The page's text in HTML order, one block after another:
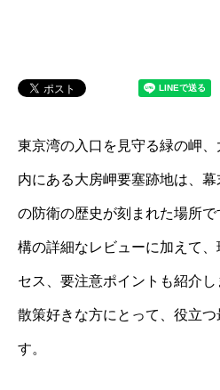
東京湾の入口を見守る緑の岬
内にある大房岬要塞跡地は、
の防衛の歴史が刻まれた場所
構の詳細なレビューに加えて
セス、要注意ポイントも紹介
散策好きな方にとって、役立
す。